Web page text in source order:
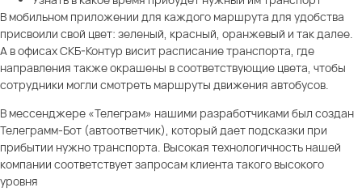
В мобильном приложении для каждого маршрута для удобства
присвоили свой цвет: зеленый, красный, оранжевый и так далее.
А в офисах СКБ-Контур висит расписание транспорта, где
направления также окрашены в соответствующие цвета, чтобы
сотрудники могли смотреть маршруты движения автобусов.
В мессенджере «Телеграм» нашими разработчиками был создан
Телеграмм-Бот (автоответчик), который дает подсказки при
прибытии нужно транспорта. Высокая технологичность нашей
компании соответствует запросам клиента такого высокого
уровня